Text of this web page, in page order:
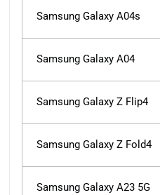
Samsung Galaxy A04s
Samsung Galaxy A04
Samsung Galaxy Z Flip4
Samsung Galaxy Z Fold4
Samsung Galaxy A23 5G